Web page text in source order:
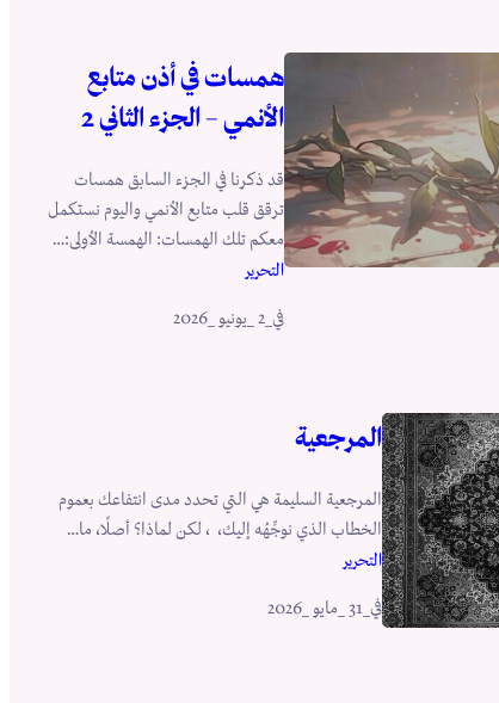
همسات في أذن متابع
الأنمي – الجزء الثاني 2
قد ذكرنا في الجزء السابق همسات
ترقق قلب متابع الأنمي واليوم نستكمل
معكم تلك الهمسات: الهمسة الأولى:…
التحرير
في_2 _يونيو _2026
المرجعية
المرجعية السليمة هي التي تحدد مدى انتفاعك بعموم
الخطاب الذي نوجِّهُه إليك، ، لكن لماذا؟ أصلًا، ما…
التحرير
في_31 _مايو _2026